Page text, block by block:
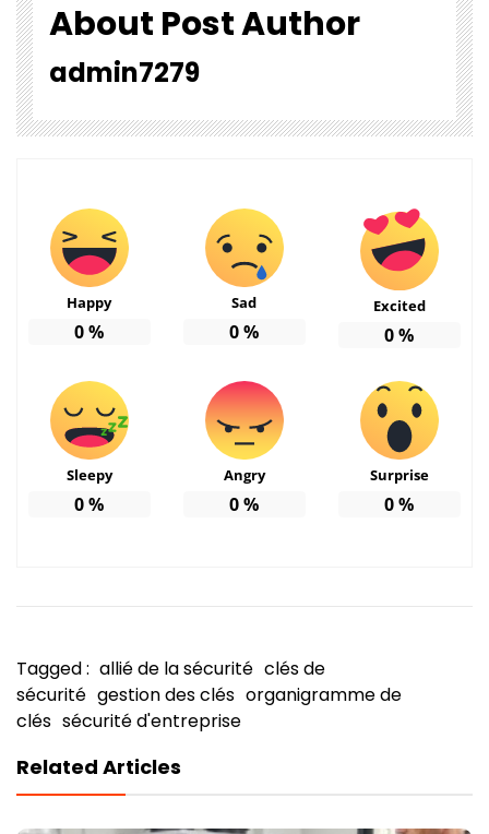
About Post Author
admin7279
Happy
0%
Sad
0%
Excited
0%
Sleepy
0%
Angry
0%
Surprise
0%
Tagged : allié de la sécurité clés de
sécurité gestion des clés organigramme de
clés sécurité d'entreprise
Related Articles